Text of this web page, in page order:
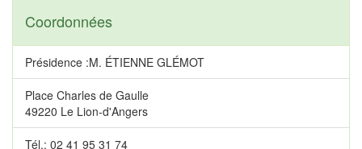
Coordonnées
Présidence :M. ÉTIENNE GLÉMOT
Place Charles de Gaulle
49220 Le Lion-d'Angers
Tél.: 02 41 95 31 74